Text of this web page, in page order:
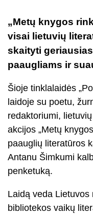
„Metų knygos
visai lietuvių
skaityti
paaugliams ir
Šioje tinklalaidės
laidoje su poetu,
redaktoriumi,
akcijos „Metų
paauglių literatūros
Antanu Šimkumi
penketuką.
Laidą veda
bibliotekos vaikų